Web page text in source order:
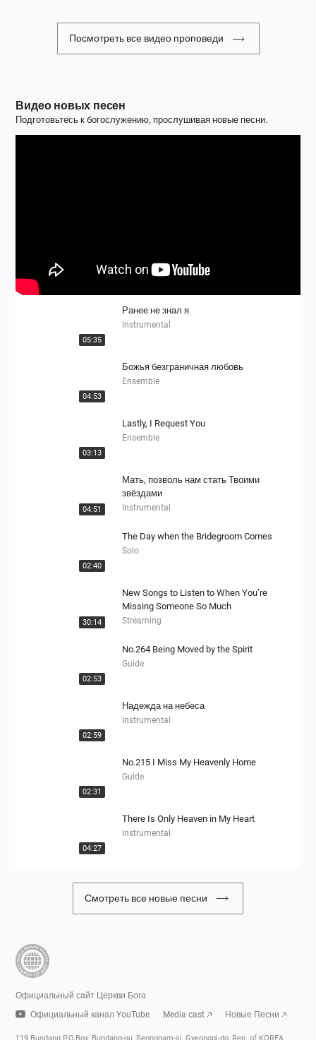
Посмотреть все видео проповеди
Видео новых песен
Подготовьтесь к богослужению, прослушивая новые песни.
05:35
Ранее не знал я
Instrumental
04:53
Божья безграничная любовь
Ensemble
03:13
Lastly, I Request You
Ensemble
04:51
Мать, позволь нам стать Твоими
звёздами
Instrumental
02:40
The Day when the Bridegroom Comes
Solo
30:14
New Songs to Listen to When You’re
Missing Someone So Much
Streaming
02:53
No.264 Being Moved by the Spirit
Guide
02:59
Надежда на небеса
Instrumental
02:31
No.215 I Miss My Heavenly Home
Guide
04:27
There Is Only Heaven in My Heart
Instrumental
Смотреть все новые песни
Официальный сайт Церкви Бога
Официальный канал YouTube
Media cast Новые Песни
119 Bundang P.O.Box, Bundang-gu, Seongnam-si, Gyeonggi-do, Rep. of KOREA